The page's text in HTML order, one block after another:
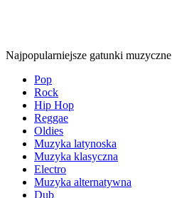
Najpopularniejsze gatunki muzyczne
Pop
Rock
Hip Hop
Reggae
Oldies
Muzyka latynoska
Muzyka klasyczna
Electro
Muzyka alternatywna
Dub